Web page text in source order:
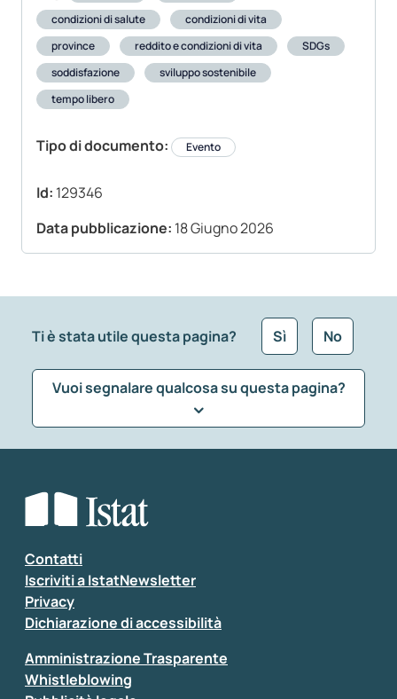
condizioni di salute
condizioni di vita
province
reddito e condizioni di vita
SDGs
soddisfazione
sviluppo sostenibile
tempo libero
Tipo di documento: Evento
Id: 129346
Data pubblicazione: 18 Giugno 2026
Ti è stata utile questa pagina? Sì No
Vuoi segnalare qualcosa su questa pagina?
Seleziona la tipologia della segnalazione
Inserisci il tuo commento
Contatti
Iscriviti a IstatNewsletter
Privacy
Dichiarazione di accessibilità
Amministrazione Trasparente
Whistleblowing